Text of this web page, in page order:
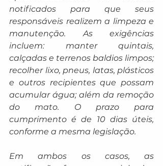
notificados para que seus
responsáveis realizem a limpeza e
manutenção. As exigências
incluem: manter quintais,
calçadas e terrenos baldios limpos;
recolher lixo, pneus, latas, plásticos
e outros recipientes que possam
acumular água; além da remoção
do mato. O prazo para
cumprimento é de 10 dias úteis,
conforme a mesma legislação.
Em ambos os casos, as